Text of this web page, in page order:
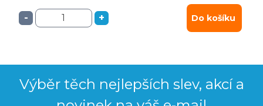
- + Do košíku
Výběr těch nejlepších slev, akcí a